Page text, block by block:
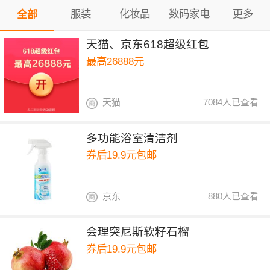
全部 服装 化妆品 数码家电 更多
天猫、京东618超级红包
最高26888元
7084人已查看
天猫
多功能浴室清洁剂
券后19.9元包邮
880人已查看
京东
会理突尼斯软籽石榴
券后19.9元包邮